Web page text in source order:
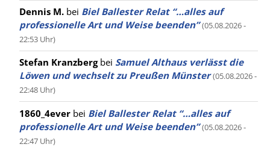
Dennis M. bei Biel Ballester Relat “…alles auf
professionelle Art und Weise beenden” (05.08.2026 -
22:53 Uhr)
Stefan Kranzbergbei Samuel Althaus verlässt die
Löwen und wechselt zu Preußen Münster (05.08.2026 -
22:48 Uhr)
1860_4ever bei Biel Ballester Relat “…alles auf
professionelle Art und Weise beenden” (05.08.2026 -
22:47 Uhr)